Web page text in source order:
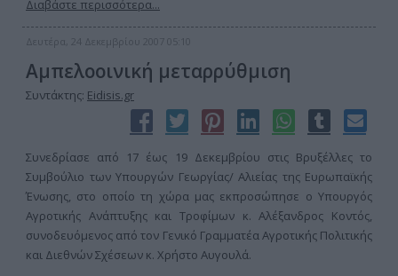
Διαβάστε περισσότερα...
Δευτέρα, 24 Δεκεμβρίου 2007 05:10
Αμπελοοινική μεταρρύθμιση
Συντάκτης: Eidisis.gr
Συνεδρίασε από 17 έως 19 Δεκεμβρίου στις Βρυξέλλες το
Συμβούλιο των Υπουργών Γεωργίας/ Αλιείας της Ευρωπαϊκής
Ένωσης, στο οποίο τη χώρα μας εκπροσώπησε ο Υπουργός
Αγροτικής Ανάπτυξης και Τροφίμων κ. Αλέξανδρος Κοντός,
συνοδευόμενος από τον Γενικό Γραμματέα Αγροτικής Πολιτικής
και Διεθνών Σχέσεων κ. Χρήστο Αυγουλά.